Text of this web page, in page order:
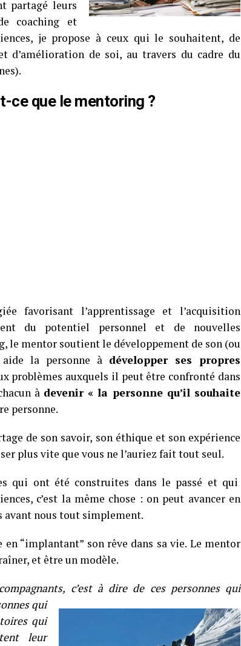
partagé leurs
coaching et
je propose à ceux qui le souhaitent, de
d’amélioration de soi, au travers du cadre du
ce que le mentoring ?
favorisant l’apprentissage et l’acquisition
du potentiel personnel et de nouvelles
le mentor soutient le développement de son (ou
la personne à développer ses propres
problèmes auxquels il peut être confronté dans
à devenir « la personne qu’il souhaite
personne.
de son savoir, son éthique et son expérience
plus vite que vous ne l’auriez fait tout seul.
qui ont été construites dans le passé et qui
c’est la même chose : on peut avancer en
avant nous tout simplement.
“implantant” son rêve dans sa vie. Le mentor
et être un modèle.
c’est à dire de ces personnes qui
qui
qui
leur